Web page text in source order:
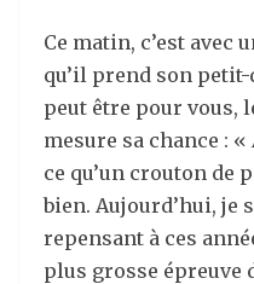
Ce matin, c’est avec
qu’il prend son
peut être pour vous,
mesure sa chance :
ce qu’un crouton de
bien. Aujourd’hui, je
repensant à ces
plus grosse épreuve